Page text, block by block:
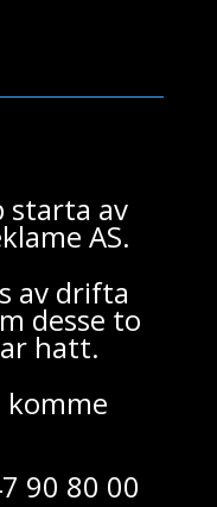
starta av
AS.
av drifta
desse to
hatt.
90 80 00